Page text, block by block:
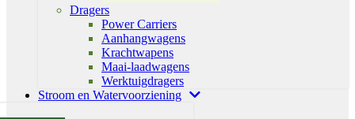
Dragers
Power Carriers
Aanhangwagens
Krachtwapens
Maai-laadwagens
Werktuigdragers
Stroom en Watervoorziening